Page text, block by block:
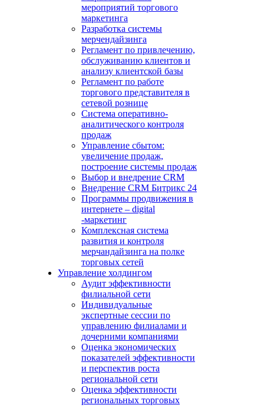
мероприятий торгового
маркетинга
Разработка системы
мерчендайзинга
Регламент по привлечению,
обслуживанию клиентов и
анализу клиентской базы
Регламент по работе
торгового представителя в
сетевой рознице
Система оперативно-
аналитического контроля
продаж
Управление сбытом:
увеличение продаж,
построение системы продаж
Выбор и внедрение CRM
Внедрение CRM Битрикс 24
Программы продвижения в
интернете – digital
-маркетинг
Комплексная система
развития и контроля
мерчандайзинга на полке
торговых сетей
Управление холдингом
Аудит эффективности
филиальной сети
Индивидуальные
экспертные сессии по
управлению филиалами и
дочерними компаниями
Оценка экономических
показателей эффективности
и перспектив роста
региональной сети
Оценка эффективности
региональных торговых